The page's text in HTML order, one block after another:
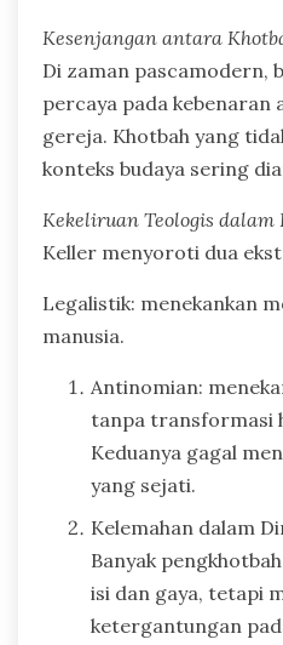
Kesenjangan antara
Di zaman pascamodern,
percaya pada
gereja. Khotbah yang
konteks budaya sering
Kekeliruan Teologis
Keller menyoroti dua
Legalistik: menekankan
manusia.
Antinomian:
tanpa transformasi
Keduanya gagal
yang sejati.
Kelemahan dalam
Banyak
isi dan gaya, tetapi
ketergantungan